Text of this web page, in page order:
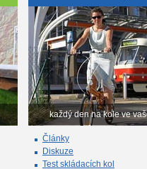
každý den na kole ve
Články
Diskuze
Test skládacích kol